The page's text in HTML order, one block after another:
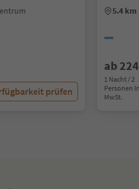
prüfen
5.4 km
ab
1 Nacht / 2
Personen
MwSt.